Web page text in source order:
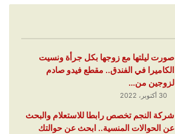
صورت ليلتها مع زوجها بكل جرأة ونسيت
الكاميرا في الفندق.. مقطع فيدو صادم
لزوجين من…
30 أكتوبر، 2022
شركة النجم تخصص رابطا للاستعلام والبحث
عن الحوالات المنسية.. ابحث عن حوالتك